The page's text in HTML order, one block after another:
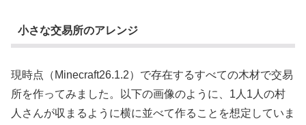
小さな交易所のアレンジ
現時点（Minecraft26.1.2）で存在するすべての木材で交易
所を作ってみました。以下の画像のように、1人1人の村
人さんが収まるように横に並べて作ることを想定していま